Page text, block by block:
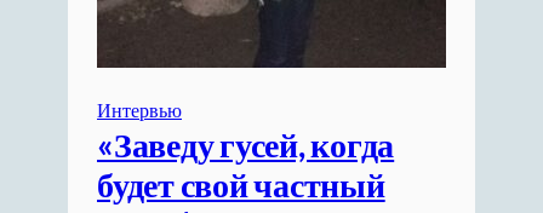
Интервью
«Заведу гусей, когда
будет свой частный